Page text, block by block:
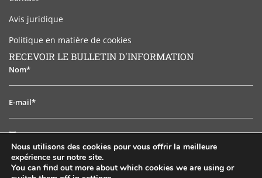
Avis juridique
Politique en matière de cookies
RECEVOIR LE BULLETIN D'INFORMATION
Nom*
E-
J'ai
lu
et
j'accepte
J'ai lu et j'accepte l'avis juridique
S'ABONNER
Nous utilisons des cookies pour vous offrir la meilleure
expérience sur notre site.
You can find out more about which cookies we are using or